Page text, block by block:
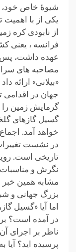
شیوۀ خاص خود،
یکی از با
از نابودی کره
فرانسه ، یعنی
عهده داشت، پس
مصاحبه های
«بیلانی» ارائه
جهان در اقدامی
گرمایش زمین را
گسیل گازهای
خواهد آمد.
در نشست
تاریخی است.
نگرش و
مشابه همین خبر
بزرگ جهانی و
اما آیا «گسیل
در آمده است؟
ناظر بر اجرای
پرسیده اید؟ آیا